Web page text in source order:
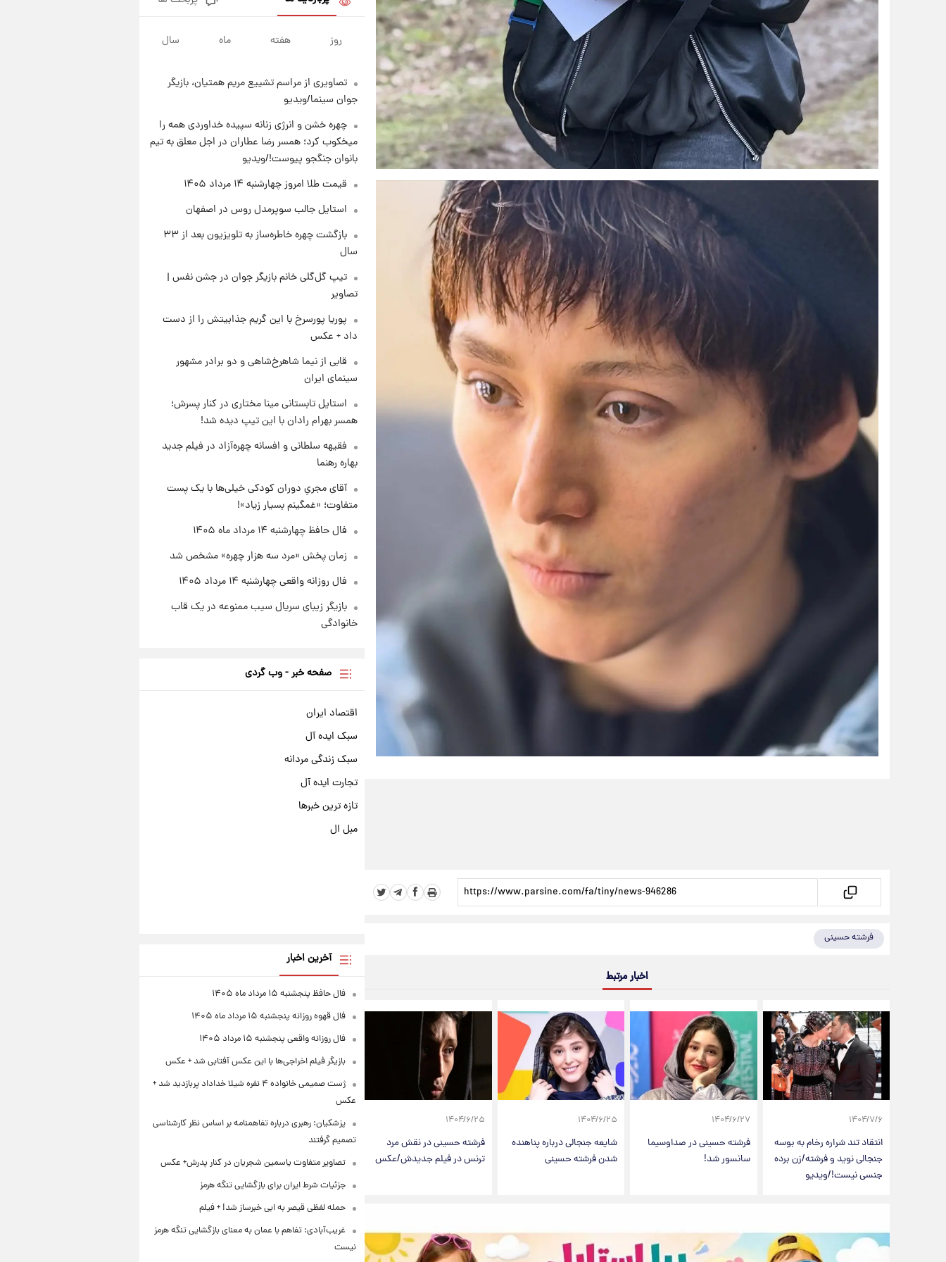
فرشته حسینی
اخبار مرتبط
۱۴۰۴/۷/۶
انتقاد تند شراره رخام به بوسه
جنجالی نوید و فرشته/زن برده
جنسی نیست!/ویدیو
۱۴۰۴/۶/۲۷
فرشته حسینی در صداوسیما
سانسور شد!
۱۴۰۴/۶/۲۵
شایعه جنجالی درباره پناهنده
شدن فرشته حسینی
۱۴۰۴/۶/۲۵
فرشته حسینی در نقش مرد
ترنس در فیلم جدیدش/عکس
قیمت دلار در بازار آزاد امروز
ثابت ماند؟ +جدول
۲۲ ساعت پیش
بزرگ‌تری برای ایران است
۲۲ ساعت پیش
آمریکا به مدرسه میناب؛ «باید
سیلی محکمی به صورت ترامپ زد»
۲۲ ساعت پیش
قیمت طلا و سکه امروز چهارشنبه
و سکه
روز هفته ماه سال
تصاویری از مراسم تشییع مریم همتیان، بازیگر
جوان سینما/ویدیو
چهره خشن و انرژی زنانه سپیده خداوردی همه را
میخکوب کرد؛ همسر رضا عطاران در اجل معلق به تیم
بانوان جنگجو پیوست!/ویدیو
قیمت طلا امروز چهارشنبه ۱۴ مرداد ۱۴۰۵
استایل جالب سوپرمدل روس در اصفهان
بازگشت چهره خاطره‌ساز به تلویزیون بعد از ۳۳
سال
تیپ گل‌گلی خانم بازیگر جوان در جشن نفس |
تصاویر
پوریا پورسرخ با این گریم جذابیتش را از دست
داد + عکس
قابی از نیما شاهرخ‌شاهی و دو برادر مشهور
سینمای ایران
استایل تابستانی مینا مختاری در کنار پسرش؛
همسر بهرام رادان با این تیپ دیده شد!
فقیهه سلطانی و افسانه چهره‌آزاد در فیلم جدید
بهاره رهنما
آقای مجریِ دوران کودکی خیلی‌ها با یک پست
متفاوت؛ «غمگینم بسیار زیاد»!
فال حافظ چهارشنبه ۱۴ مرداد ماه ۱۴۰۵
زمان پخش «مرد سه هزار چهره» مشخص شد
فال روزانه واقعی چهارشنبه ۱۴ مرداد ۱۴۰۵
بازیگر زیبای سریال سیب ممنوعه در یک قاب
خانوادگی
صفحه خبر - وب گردی
اقتصاد ایران
سبک ایده آل
سبک زندگی مردانه
تجارت ایده آل
تازه ترین خبرها
مبل ال
آخرین اخبار
فال حافظ پنجشنبه ۱۵ مرداد ماه ۱۴۰۵
فال قهوه روزانه پنجشنبه ۱۵ مرداد ماه ۱۴۰۵
فال روزانه واقعی پنجشنبه ۱۵ مرداد ۱۴۰۵
بازیگر فیلم اخراجی‌ها با این عکس آفتابی شد + عکس
ژست صمیمی خانواده ۴ نفره شیلا خداداد پربازدید شد +
عکس
پزشکیان: رهبری درباره تفاهمنامه بر اساس نظر کارشناسی
تصمیم گرفتند
تصاویر متفاوت یاسمین شجریان در کنار پدرش+ عکس
جزئیات شرط ایران برای بازگشایی تنگه هرمز
حمله لفظی قیصر به ابی خبرساز شد! + فیلم
غریب‌آبادی: تفاهم با عمان به معنای بازگشایی تنگه هرمز
نیست